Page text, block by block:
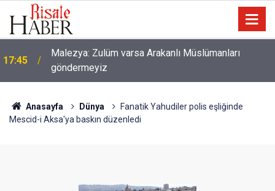
17:45
Malezya: Zulüm varsa Arakanlı Müslümanları
göndermeyiz
Anasayfa Dünya
Fanatik Yahudiler polis eşliğinde
Mescid-i Aksa'ya baskın düzenledi